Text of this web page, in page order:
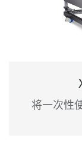
将一次性